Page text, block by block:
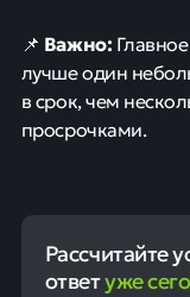
📌 Важно:
лучше один
в срок, чем
просрочками.
Рассчитайте
ответуже